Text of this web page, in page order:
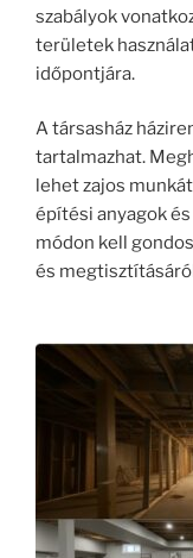
szabályok
területek
időpontjára.
A társasház
tartalmazhat.
lehet zajos
építési anyagok
módon kell
és